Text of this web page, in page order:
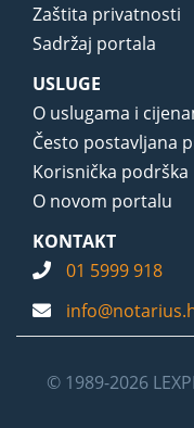
Zaštita privatnosti
Sadržaj portala
USLUGE
O uslugama i
Često postavljana
Korisnička podrška
O novom portalu
KONTAKT
01 5999 918
© 1989-2026